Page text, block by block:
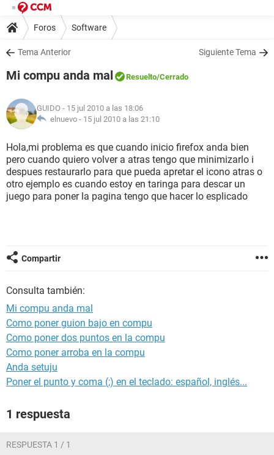
Foros Software
Tema Anterior Siguiente Tema
Mi compu anda mal Resuelto/Cerrado
GUIDO - 15 jul 2010 a las 18:06
elnuevo - 15 jul 2010 a las 21:10
Hola,mi problema es que cuando inicio firefox anda bien
pero cuando quiero volver a atras tengo que minimizarlo i
despues restaurarlo para que pueda apretar el icono atras o
otro ejemplo es cuando estoy en taringa para descar un
juego para poner la pagina tengo que hacer lo esplicado
Compartir
Consulta también:
Mi compu anda mal
Como poner guion bajo en compu
Como poner dos puntos en la compu
Como poner arroba en la compu
Anda setuju
Poner el punto y coma (;) en el teclado: español, inglés...
1 respuesta
RESPUESTA 1 / 1